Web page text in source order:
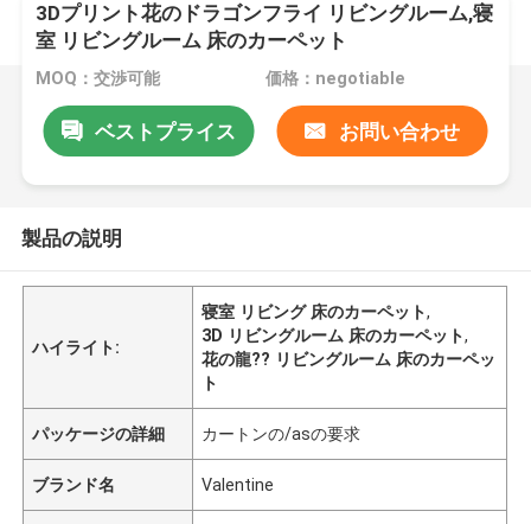
3Dプリント花のドラゴンフライ リビングルーム,寝
室 リビングルーム 床のカーペット
MOQ：交渉可能 価格：negotiable
ベストプライス お問い合わせ
製品の説明
ハイライト:
寝室 リビング 床のカーペット,
3D リビングルーム 床のカーペット,
花の龍?? リビングルーム 床のカーペッ
ト
パッケージの詳細 カートンの/asの要求
ブランド名 Valentine